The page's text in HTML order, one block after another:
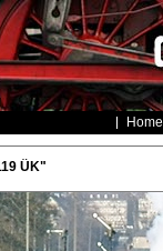
Home
ÜK"